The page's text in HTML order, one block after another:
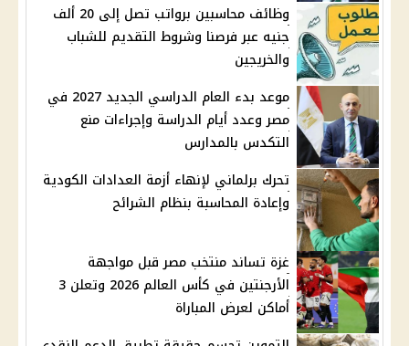
وظائف محاسبين برواتب تصل إلى 20 ألف
جنيه عبر فرصنا وشروط التقديم للشباب
والخريجين
موعد بدء العام الدراسي الجديد 2027 في
مصر وعدد أيام الدراسة وإجراءات منع
التكدس بالمدارس
تحرك برلماني لإنهاء أزمة العدادات الكودية
وإعادة المحاسبة بنظام الشرائح
غزة تساند منتخب مصر قبل مواجهة
الأرجنتين في كأس العالم 2026 وتعلن 3
أماكن لعرض المباراة